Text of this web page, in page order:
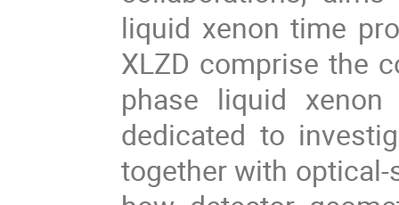
liquid xenon time
XLZD comprise the
phase liquid
dedicated to
together with